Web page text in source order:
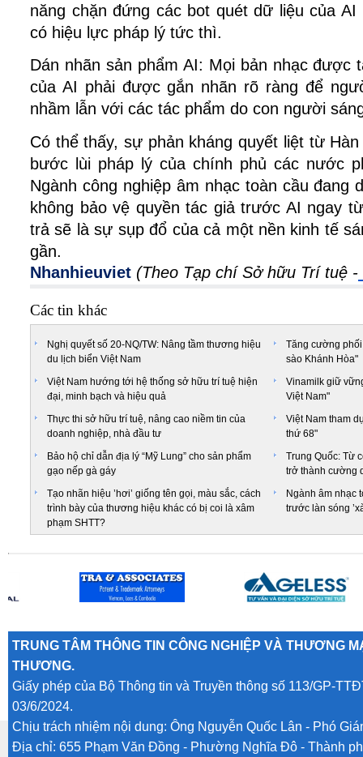
năng chặn đứng các bot quét dữ liệu của
có hiệu lực pháp lý tức thì.
Dán nhãn sản phẩm AI: Mọi bản nhạc được
của AI phải được gắn nhãn rõ ràng để
nhầm lẫn với các tác phẩm do con người
Có thể thấy, sự phản kháng quyết liệt từ
bước lùi pháp lý của chính phủ các nước
Ngành công nghiệp âm nhạc toàn cầu đang
không bảo vệ quyền tác giả trước AI ngay
trả sẽ là sự sụp đổ của cả một nền kinh tế
gần.
Nhanhieuviet (Theo Tạp chí Sở hữu Trí tuệ -
Các tin khác
Nghị quyết số 20-NQ/TW: Nâng tầm thương hiệu
du lịch biển Việt Nam
Tăng cường
sào Khánh Hòa"
Việt Nam hướng tới hệ thống sở hữu trí tuệ hiện
đại, minh bạch và hiệu quả
Vinamilk giữ
Việt Nam"
Thực thi sở hữu trí tuệ, nâng cao niềm tin của
doanh nghiệp, nhà đầu tư
Việt Nam tham
thứ 68"
Bảo hộ chỉ dẫn địa lý “Mỹ Lung” cho sản phẩm
gạo nếp gà gáy
Trung Quốc: Từ
trở thành cường
Tạo nhãn hiệu ’hơi’ giống tên gọi, màu sắc, cách
trình bày của thương hiệu khác có bị coi là xâm
phạm SHTT?
Ngành âm nhạc
trước làn sóng
TRUNG TÂM THÔNG TIN CÔNG NGHIỆP VÀ THƯƠNG
THƯƠNG.
Giấy phép của Bộ Thông tin và Truyền thông số 113/GP-
03/6/2024.
Chịu trách nhiệm nội dung: Ông Nguyễn Quốc Lân - Phó
Địa chỉ: 655 Phạm Văn Đồng - Phường Nghĩa Đô - Thành